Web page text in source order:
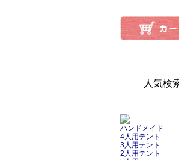
人気検
ハンドメイド
4人用テント
3人用テント
2人用テント